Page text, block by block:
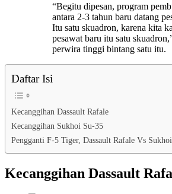
“Begitu dipesan, program
antara 2-3 tahun baru datang
Itu satu skuadron, karena kita
pesawat baru itu satu
perwira tinggi bintang satu itu.
Daftar Isi
Kecanggihan Dassault Rafale
Kecanggihan Sukhoi Su-35
Pengganti F-5 Tiger, Dassault Rafale Vs
Kecanggihan Dassault